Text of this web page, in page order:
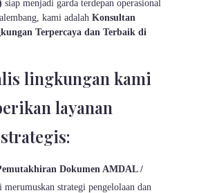
siap menjadi garda terdepan operasional
kami adalah Konsultan
Terpercaya dan Terbaik di
lingkungan kami
layanan
Dokumen AMDAL /
merumuskan strategi pengelolaan dan